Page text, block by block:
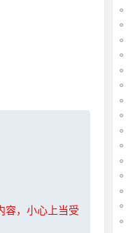
容，小心上当受